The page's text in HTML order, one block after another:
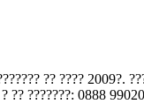
?? ???? 2009?.
? ?? ???????: 0888